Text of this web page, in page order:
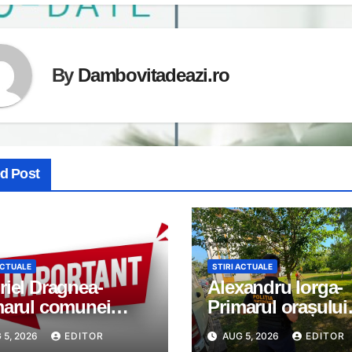
By Dambovitadeazi.ro
Post
Dragnea-
comunei
Anunț
5, 2026 EDITOR
STIRI ACTUALE
Alexandru Iorga-
Primarul orașului
Găești: Orașele
nu apar din
AUG 5, 2026 EDITOR